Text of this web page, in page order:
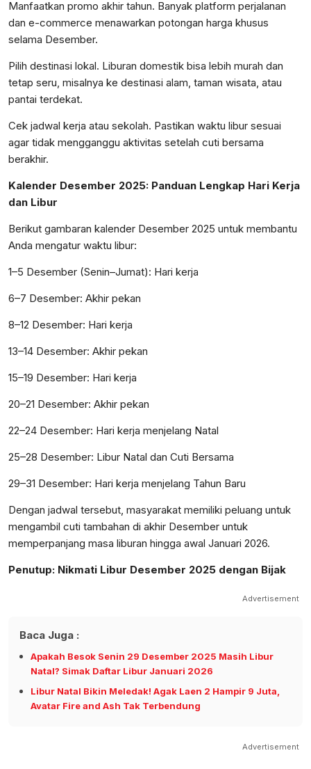
Manfaatkan promo akhir tahun. Banyak platform perjalanan
dan e-commerce menawarkan potongan harga khusus
selama Desember.
Pilih destinasi lokal. Liburan domestik bisa lebih murah dan
tetap seru, misalnya ke destinasi alam, taman wisata, atau
pantai terdekat.
Cek jadwal kerja atau sekolah. Pastikan waktu libur sesuai
agar tidak mengganggu aktivitas setelah cuti bersama
berakhir.
Kalender Desember 2025: Panduan Lengkap Hari Kerja
dan Libur
Berikut gambaran kalender Desember 2025 untuk membantu
Anda mengatur waktu libur:
1–5 Desember (Senin–Jumat): Hari kerja
6–7 Desember: Akhir pekan
8–12 Desember: Hari kerja
13–14 Desember: Akhir pekan
15–19 Desember: Hari kerja
20–21 Desember: Akhir pekan
22–24 Desember: Hari kerja menjelang Natal
25–28 Desember: Libur Natal dan Cuti Bersama
29–31 Desember: Hari kerja menjelang Tahun Baru
Dengan jadwal tersebut, masyarakat memiliki peluang untuk
mengambil cuti tambahan di akhir Desember untuk
memperpanjang masa liburan hingga awal Januari 2026.
Penutup: Nikmati Libur Desember 2025 dengan Bijak
Advertisement
Baca Juga :
Apakah Besok Senin 29 Desember 2025 Masih Libur
Natal? Simak Daftar Libur Januari 2026
Libur Natal Bikin Meledak! Agak Laen 2 Hampir 9 Juta,
Avatar Fire and Ash Tak Terbendung
Advertisement